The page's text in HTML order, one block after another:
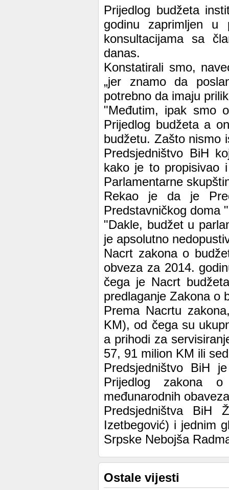
Prijedlog budžeta
godinu zaprimljen u
konsultacijama sa
danas.
Konstatirali smo,
„jer znamo da
potrebno da imaju
"Međutim, ipak smo
Prijedlog budžeta a
budžetu. Zašto nismo
Predsjedništvo BiH
kako je to propisivao
Parlamentarne
Rekao je da je
Predstavničkog doma
"Dakle, budžet u
je apsolutno
Nacrt zakona o
obveza za 2014.
čega je Nacrt
predlaganje Zakona o
Prema Nacrtu
KM), od čega su
a prihodi za
57, 91 milion KM ili
Predsjedništvo BiH
Prijedlog zakona
međunarodnih
Predsjedništva BiH
Izetbegović) i jednim
Srpske Nebojša
Ostale vijesti